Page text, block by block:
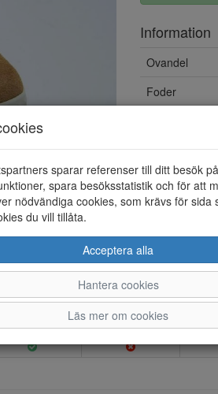
Information
Ovandel
Foder
36 37
sparar referenser till ditt besök
spara besöksstatistik och för att
nödvändiga cookies, som krävs för sida
du vill tillåta.
Acceptera alla
Hantera cookies
Läs mer om cookies